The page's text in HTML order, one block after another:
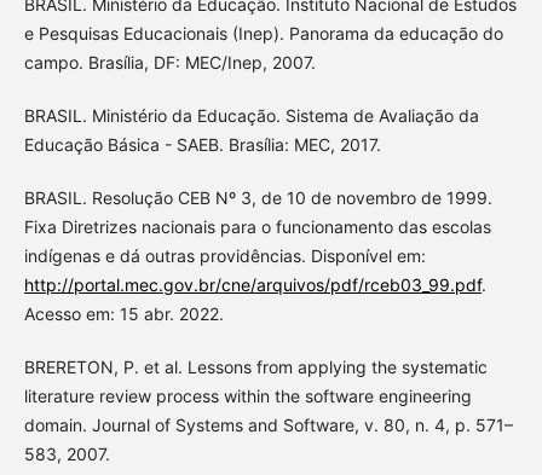
e Pesquisas Educacionais (Inep). Panorama da educação do
campo. Brasília, DF: MEC/Inep, 2007.
BRASIL. Ministério da Educação. Sistema de Avaliação da
Educação Básica - SAEB. Brasília: MEC, 2017.
BRASIL. Resolução CEB Nº 3, de 10 de novembro de 1999.
Fixa Diretrizes nacionais para o funcionamento das escolas
indígenas e dá outras providências. Disponível em:
http://portal.mec.gov.br/cne/arquivos/pdf/rceb03_99.pdf.
Acesso em: 15 abr. 2022.
BRERETON, P. et al. Lessons from applying the systematic
literature review process within the software engineering
domain. Journal of Systems and Software, v. 80, n. 4, p. 571–
583, 2007.